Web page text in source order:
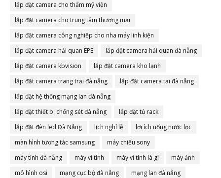
lắp đặt camera cho thẩm mỹ viện
lắp đặt camera cho trung tâm thương mại
lắp đặt camera công nghiệp cho nha máy linh kiện
lắp đặt camera hải quan EPE
lắp đặt camera hải quan đà nẵng
lắp đặt camera kbvision
lắp đặt camera kho lạnh
lắp đặt camera trang trại đà nẵng
lắp đặt camera tại đà nẵng
lắp đặt hệ thống mạng lan đà nẵng
lắp đặt thiết bị chống sét đà nẵng
lắp đặt tủ rack
lắp đặt đèn led Đà Nẵng
lịch nghỉ lễ
lợi ích uống nước lọc
màn hình tương tác samsung
máy chiếu sony
máy tính đà nẵng
máy vi tính máy vi tính là gì
máy ảnh
mô hình osi
mạng cục bộ đà nẵng
mạng lan đà nẵng